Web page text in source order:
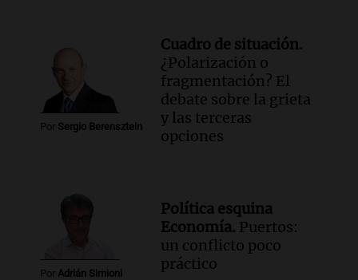
Por Sergio Berensztein
Cuadro de situación.
¿Polarización o
fragmentación? El
debate sobre la grieta
y las terceras
opciones
Por Adrián Simioni
Política esquina
Economía. Puertos:
un conflicto poco
práctico